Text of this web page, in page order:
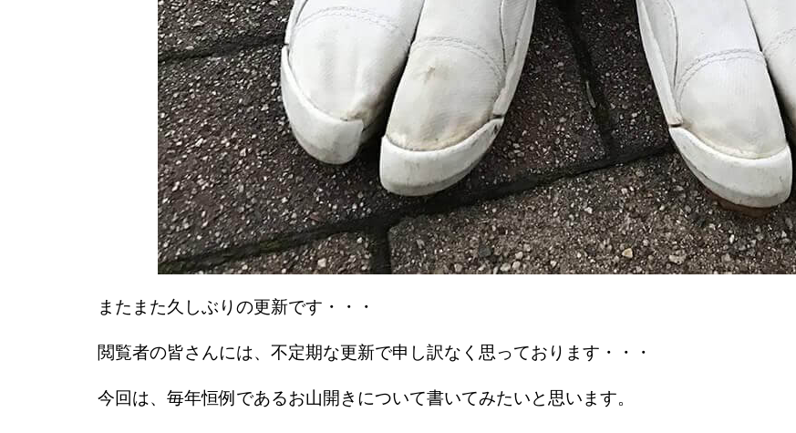
またまた久しぶりの更新です・・・
閲覧者の皆さんには、不定期な更新で申し訳なく思っております・・・
今回は、毎年恒例であるお山開きについて書いてみたいと思います。